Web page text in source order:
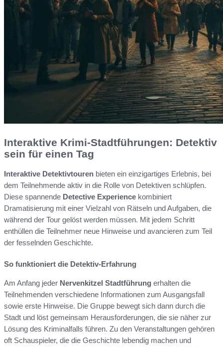
Interaktive Krimi-Stadtführungen: Detektiv
sein für einen Tag
Interaktive Detektivtouren bieten ein einzigartiges Erlebnis, bei
dem Teilnehmende aktiv in die Rolle von Detektiven schlüpfen.
Diese spannende Detective Experience kombiniert
Dramatisierung mit einer Vielzahl von Rätseln und Aufgaben, die
während der Tour gelöst werden müssen. Mit jedem Schritt
enthüllen die Teilnehmer neue Hinweise und avancieren zum Teil
der fesselnden Geschichte.
So funktioniert die Detektiv-Erfahrung
Am Anfang jeder Nervenkitzel Stadtführung erhalten die
Teilnehmenden verschiedene Informationen zum Ausgangsfall
sowie erste Hinweise. Die Gruppe bewegt sich dann durch die
Stadt und löst gemeinsam Herausforderungen, die sie näher zur
Lösung des Kriminalfalls führen. Zu den Veranstaltungen gehören
oft Schauspieler, die die Geschichte lebendig machen und